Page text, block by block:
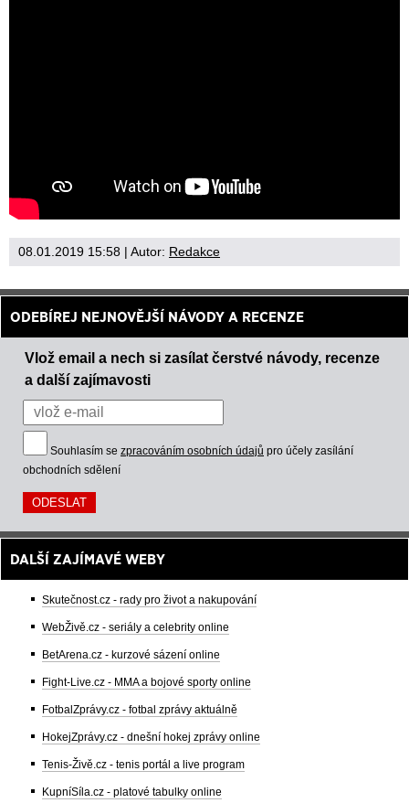
08.01.2019 15:58 | Autor: Redakce
ODEBÍREJ NEJNOVĚJŠÍ NÁVODY A RECENZE
Vlož email a nech si zasílat čerstvé návody, recenze
a další zajímavosti
Souhlasím se zpracováním osobních údajů pro účely zasílání
obchodních sdělení
DALŠÍ ZAJÍMAVÉ WEBY
Skutečnost.cz - rady pro život a nakupování
WebŽivě.cz - seriály a celebrity online
BetArena.cz - kurzové sázení online
Fight-Live.cz - MMA a bojové sporty online
FotbalZprávy.cz - fotbal zprávy aktuálně
HokejZprávy.cz - dnešní hokej zprávy online
Tenis-Živě.cz - tenis portál a live program
KupníSíla.cz - platové tabulky online